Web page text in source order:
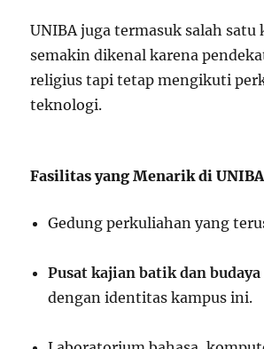
UNIBA juga termasuk salah satu
semakin dikenal karena
religius tapi tetap mengikuti
teknologi.
Fasilitas yang Menarik di
Gedung perkuliahan yang
Pusat kajian batik dan
dengan identitas kampus ini.